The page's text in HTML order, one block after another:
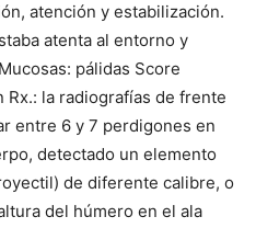
atención y estabilización.
atenta al entorno y
pálidas Score
la radiografías de frente
entre 6 y 7 perdigones en
detectado un elemento
de diferente calibre, o
del húmero en el ala